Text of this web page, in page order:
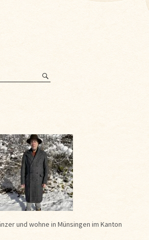
und wohne in Münsingen im Kanton